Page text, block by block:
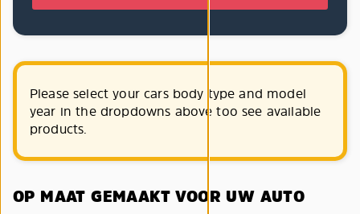
Please select your cars body type and model
year in the dropdowns above too see available
products.
OP MAAT GEMAAKT VOOR UW AUTO